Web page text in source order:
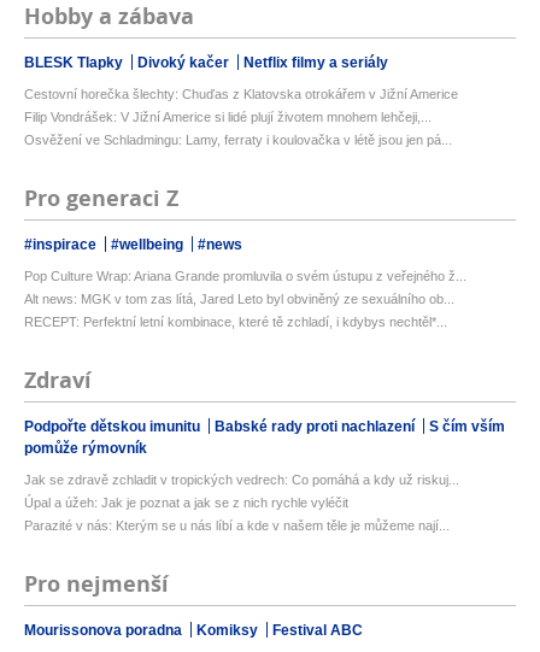
Hobby a zábava
BLESK Tlapky Divoký kačer Netflix filmy a seriály
Cestovní horečka šlechty: Chuďas z Klatovska otrokářem v Jižní Americe
Filip Vondrášek: V Jižní Americe si lidé plují životem mnohem lehčeji,...
Osvěžení ve Schladmingu: Lamy, ferraty i koulovačka v létě jsou jen pá...
Pro generaci Z
#inspirace #wellbeing #news
Pop Culture Wrap: Ariana Grande promluvila o svém ústupu z veřejného ž...
Alt news: MGK v tom zas lítá, Jared Leto byl obviněný ze sexuálního ob...
RECEPT: Perfektní letní kombinace, které tě zchladí, i kdybys nechtěl*...
Zdraví
Podpořte dětskou imunitu Babské rady proti nachlazení
S čím vším
pomůže rýmovník
Jak se zdravě zchladit v tropických vedrech: Co pomáhá a kdy už riskuj...
Úpal a úžeh: Jak je poznat a jak se z nich rychle vyléčit
Parazité v nás: Kterým se u nás líbí a kde v našem těle je můžeme nají...
Pro nejmenší
Mourissonova poradna Komiksy Festival ABC